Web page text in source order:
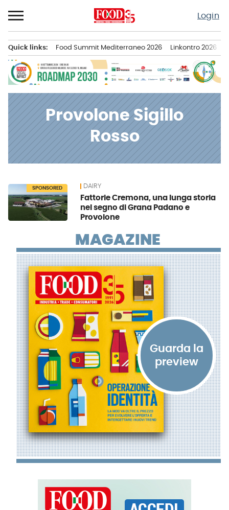
al
contenuto
Login
principale
Quick links: Food Summit Mediterraneo 2026 Linkontro 2026
Provolone Sigillo
Rosso
News SPONSORED DAIRY
Fattorie Cremona, una lunga storia
nel segno di Grana Padano e
Provolone
MAGAZINE